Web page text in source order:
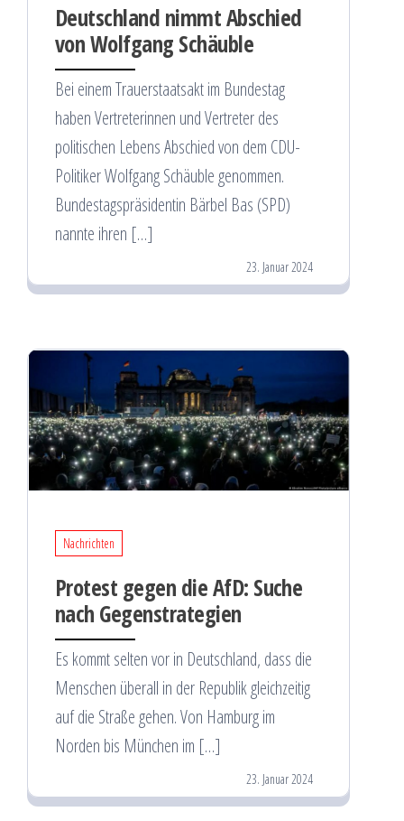
Deutschland nimmt Abschied
von Wolfgang Schäuble
Bei einem Trauerstaatsakt im Bundestag
haben Vertreterinnen und Vertreter des
politischen Lebens Abschied von dem CDU-
Politiker Wolfgang Schäuble genommen.
Bundestagspräsidentin Bärbel Bas (SPD)
nannte ihren […]
23. Januar 2024
Nachrichten
Protest gegen die AfD: Suche
nach Gegenstrategien
Es kommt selten vor in Deutschland, dass die
Menschen überall in der Republik gleichzeitig
auf die Straße gehen. Von Hamburg im
Norden bis München im […]
23. Januar 2024